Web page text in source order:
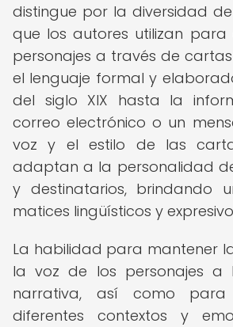
distingue por la diversidad
que los autores utilizan
personajes a través de
el lenguaje formal y
del siglo XIX hasta la
correo electrónico o un
voz y el estilo de las
adaptan a la personalidad
y destinatarios, brindando
matices lingüísticos y
La habilidad para mantener
la voz de los personajes
narrativa, así como
diferentes contextos y